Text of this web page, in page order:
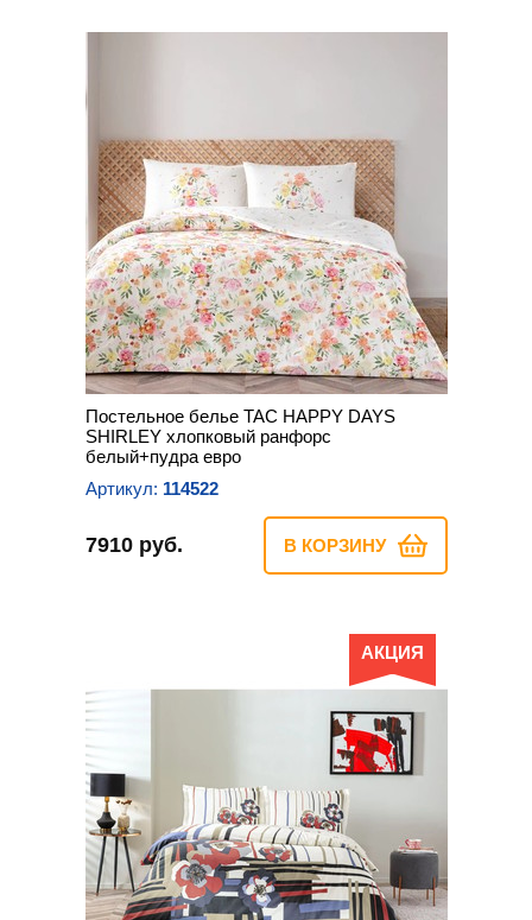
Постельное белье TAC HAPPY DAYS
SHIRLEY хлопковый ранфорс
белый+пудра евро
Артикул: 114522
7910 руб. В КОРЗИНУ
АКЦИЯ